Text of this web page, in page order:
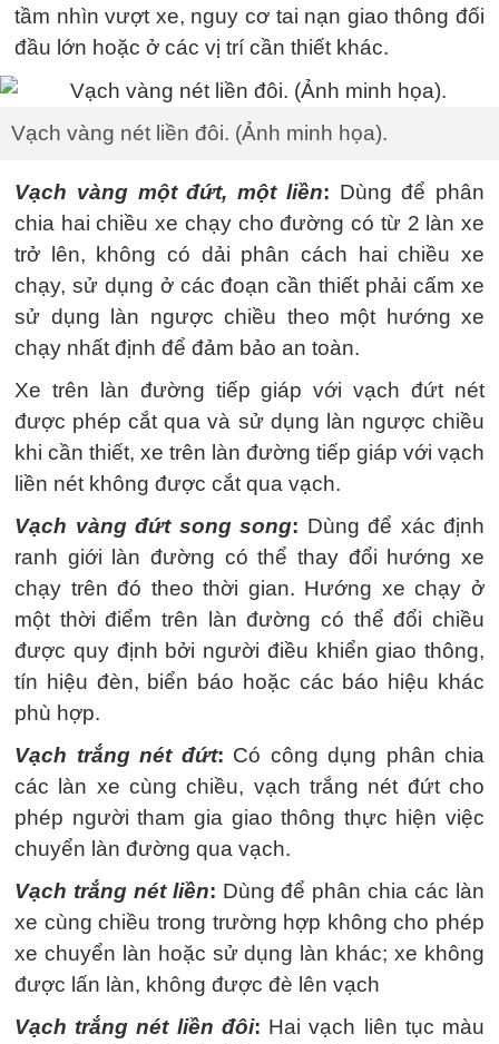
tầm nhìn vượt xe, nguy cơ tai nạn giao thông đối
đầu lớn hoặc ở các vị trí cần thiết khác.
Vạch vàng nét liền đôi. (Ảnh minh họa).
Vạch vàng một đứt, một liền: Dùng để phân
chia hai chiều xe chạy cho đường có từ 2 làn xe
trở lên, không có dải phân cách hai chiều xe
chạy, sử dụng ở các đoạn cần thiết phải cấm xe
sử dụng làn ngược chiều theo một hướng xe
chạy nhất định để đảm bảo an toàn.
Xe trên làn đường tiếp giáp với vạch đứt nét
được phép cắt qua và sử dụng làn ngược chiều
khi cần thiết, xe trên làn đường tiếp giáp với vạch
liền nét không được cắt qua vạch.
Vạch vàng đứt song song: Dùng để xác định
ranh giới làn đường có thể thay đổi hướng xe
chạy trên đó theo thời gian. Hướng xe chạy ở
một thời điểm trên làn đường có thể đổi chiều
được quy định bởi người điều khiển giao thông,
tín hiệu đèn, biển báo hoặc các báo hiệu khác
phù hợp.
Vạch trắng nét đứt: Có công dụng phân chia
các làn xe cùng chiều, vạch trắng nét đứt cho
phép người tham gia giao thông thực hiện việc
chuyển làn đường qua vạch.
Vạch trắng nét liền: Dùng để phân chia các làn
xe cùng chiều trong trường hợp không cho phép
xe chuyển làn hoặc sử dụng làn khác; xe không
được lấn làn, không được đè lên vạch
Vạch trắng nét liền đôi: Hai vạch liên tục màu